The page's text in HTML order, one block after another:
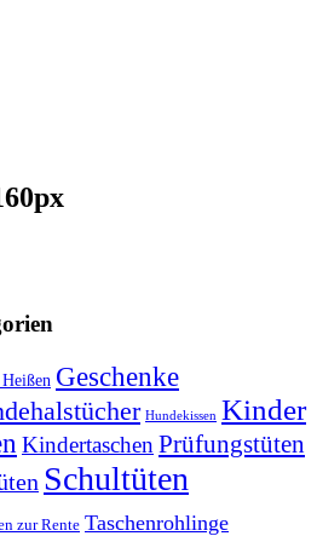
Geschenke
Hundekissen Kinder
Kindertaschen Prüfungstüten
Schultüten
zur Rente Taschenrohlinge